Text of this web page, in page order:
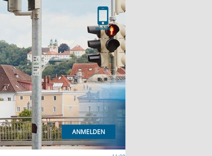
ANMELDEN